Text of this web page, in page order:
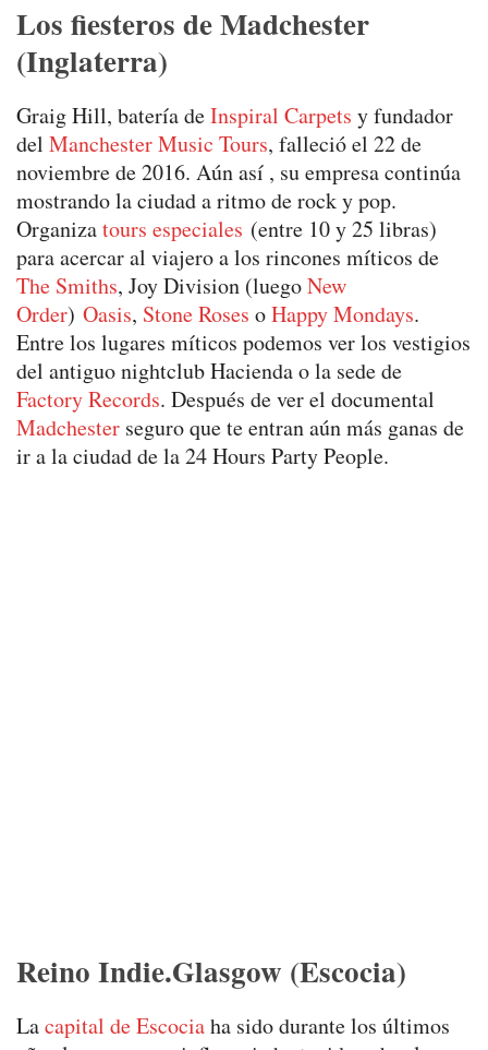
Los fiesteros de Madchester
(Inglaterra)
Graig Hill, batería deInspiral Carpets y fundador
del Manchester Music Tours, falleció el 22 de
noviembre de 2016. Aún así , su empresa continúa
mostrando la ciudad a ritmo de rock y pop.
Organizatours especiales (entre 10 y 25 libras)
para acercar al viajero a los rincones míticos de
The Smiths, Joy Division (luegoNew
Order) Oasis, Stone Roses oHappy Mondays.
Entre los lugares míticos podemos ver los vestigios
del antiguo nightclub Hacienda o la sede de
Factory Records. Después de ver el documental
Madchester seguro que te entran aún más ganas de
ir a la ciudad de la 24 Hours Party People.
Reino Indie.Glasgow (Escocia)
Lacapital de Escociaha sido durante los últimos